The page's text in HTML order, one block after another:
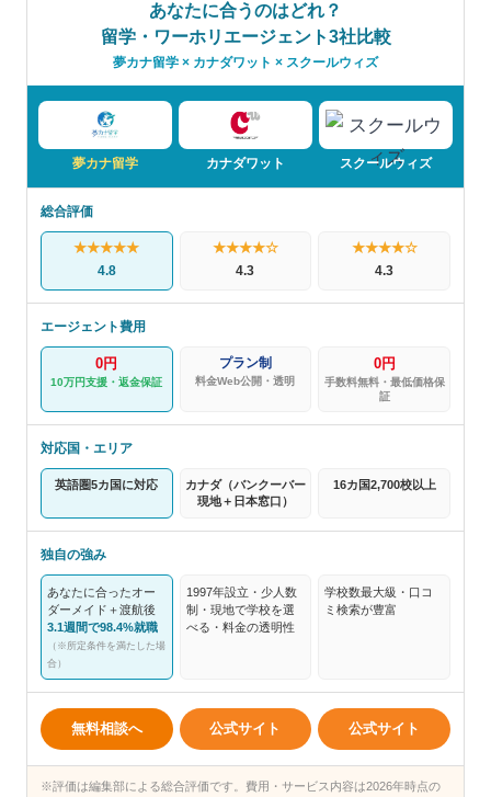
あなたに合うのはどれ？
留学・ワーホリエージェント3社比較
夢カナ留学 × カナダワット × スクールウィズ
夢カナ留学 カナダワット スクールウィズ
総合評価
★★★★★
4.8
★★★★☆
4.3
★★★★☆
4.3
エージェント費用
0円
10万円支援・返金保証
プラン制
料金Web公開・透明
0円
手数料無料・最低価格保
証
対応国・エリア
英語圏5カ国に対応
カナダ（バンクーバー
現地＋日本窓口）
16カ国2,700校以上
独自の強み
あなたに合ったオー
ダーメイド＋渡航後
3.1週間で98.4%就職
（※所定条件を満たした場
合）
1997年設立・少人数
制・現地で学校を選
べる・料金の透明性
学校数最大級・口コ
ミ検索が豊富
無料相談へ 公式サイト 公式サイト
※評価は編集部による総合評価です。費用・サービス内容は2026年時点の